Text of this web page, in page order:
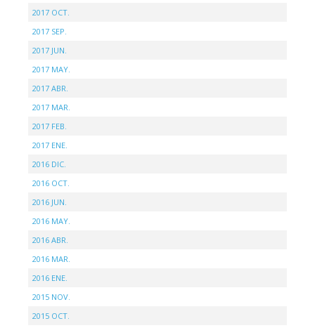
2017 OCT.
2017 SEP.
2017 JUN.
2017 MAY.
2017 ABR.
2017 MAR.
2017 FEB.
2017 ENE.
2016 DIC.
2016 OCT.
2016 JUN.
2016 MAY.
2016 ABR.
2016 MAR.
2016 ENE.
2015 NOV.
2015 OCT.